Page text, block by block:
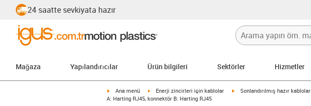
24 saatte sevkiyata hazır
Mağaza Yapılandırıcılar Ürün bilgileri Sektörler Hizmetler
igus-icon-arrow-right
Ana menü igus-icon-arrow-right
Enerji zincirleri için kablolar igus-icon-arrow-right
Sonlandırılmış hazır kablolar
A: Harting RJ45, konnektör B: Harting RJ45